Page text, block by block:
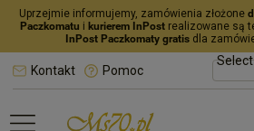
Uprzejmie informujemy, zamówienia złożone
Paczkomatu i kurierem InPost realizowane są
InPost Paczkomaty gratisdla
Kontakt Pomoc